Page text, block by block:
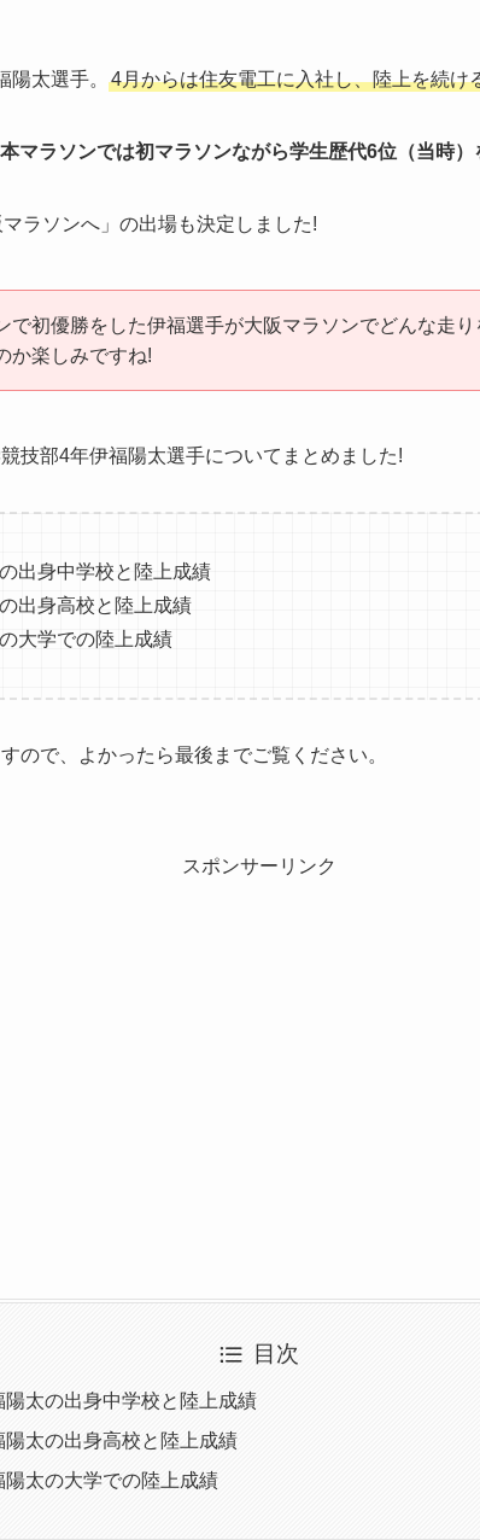
太選手。 4月からは住友電工に入社し、陸上を続け
マラソンでは初マラソンながら学生歴代6位（当時
ラソンへ」の出場も決定しました!
で初優勝をした伊福選手が大阪マラソンでどんな走り
か楽しみですね!
技部4年伊福陽太選手についてまとめました!
出身中学校と陸上成績
出身高校と陸上成績
大学での陸上成績
ので、よかったら最後までご覧ください。
スポンサーリンク
目次
陽太の出身中学校と陸上成績
陽太の出身高校と陸上成績
陽太の大学での陸上成績